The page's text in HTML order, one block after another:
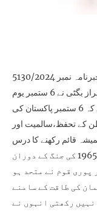
نمبر 5130/2024
کوئٹہ۔ 5 ستمبر۔ وزیراعلیٰ بلوچستان میر سرفراز بگٹی نے 6 ستمبر یوم
دفاع کی مناسبت سے اپنےایک پیغام میں کہا ہے کہ 6 ستمبر پاکستان کی
کے تحفظ،سالمیت اور
قائم رکھنے کا درس
دیتا ہے جس کا مظاہرہ پوری قوم نے 6 ستمبر 1965 کی جنگ کے دوران
پوری قوم نے متحد ہو
کی طاقت کے سامنے
رکھتی انہوں نے